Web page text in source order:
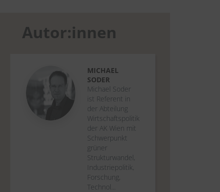
Autor:innen
MICHAEL
SODER
Michael Soder
ist Referent in
der Abteilung
Wirtschaftspolitik
der AK Wien mit
Schwerpunkt
grüner
Strukturwandel,
Industriepolitik,
Forschung,
Technol...